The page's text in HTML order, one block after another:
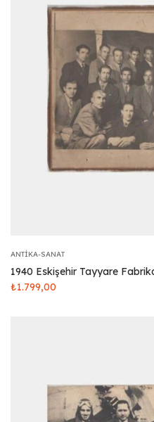
ANTIKA-SANAT
1940 Eskişehir Tayyare
₺1.799,00